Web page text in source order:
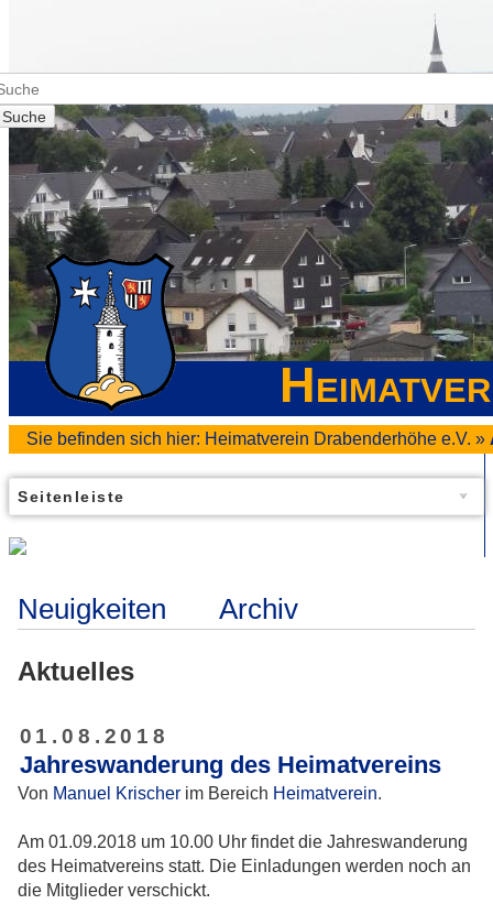
Suche
Sie befinden sich hier: Heimatverein Drabenderhöhe e.V. »
Seitenleiste
Neuigkeiten Archiv
Aktuelles
01.08.2018
Jahreswanderung des Heimatvereins
Von Manuel Krischer im Bereich Heimatverein.
Am 01.09.2018 um 10.00 Uhr findet die Jahreswanderung
des Heimatvereins statt. Die Einladungen werden noch an
die Mitglieder verschickt.